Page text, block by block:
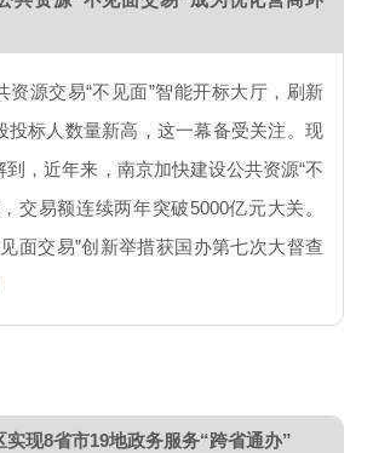
资源交易“不见面”智能开标大厅，刷新
投标人数量新高，这一幕备受关注。现
到，近年来，南京加快建设公共资源“不
交易额连续两年突破5000亿元大关。
面交易”创新举措获国办第七次大督查
实现8省市19地政务服务“跨省通办”